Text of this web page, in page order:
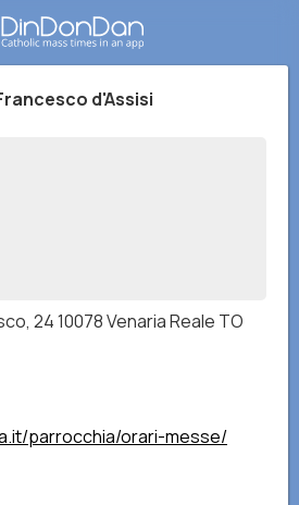
d'Assisi
24 10078 Venaria Reale TO
parrocchia/orari-messe/